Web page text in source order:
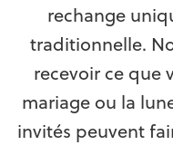
rechange
traditionnelle.
recevoir ce que
mariage ou la
invités peuvent